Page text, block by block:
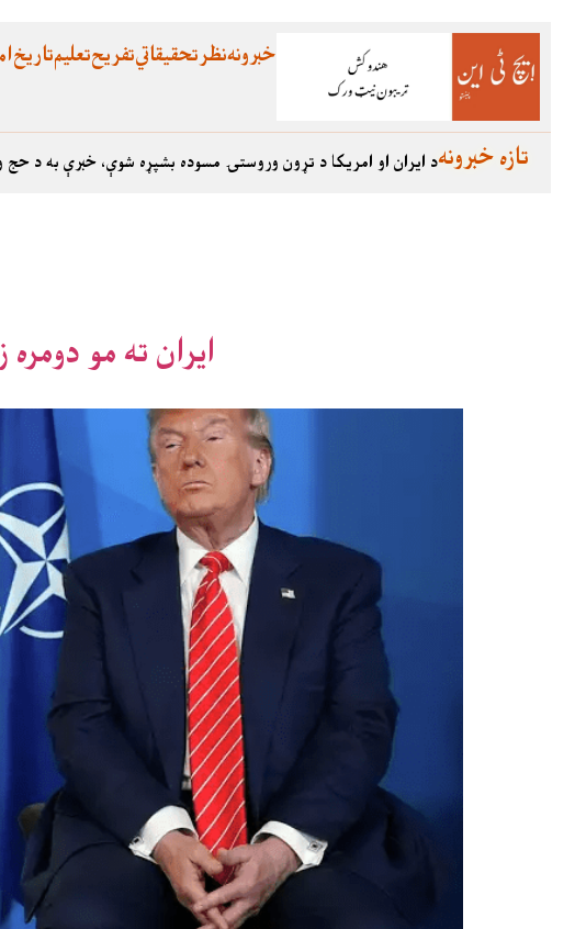
تاریختعلیمتفریحتحقیقاتينظرخبرونه
د ایران او امریکا د تړون وروستۍ مسوده بشپړه شوې، خبرې به د حجتازه خبرونه
ايران ته مو